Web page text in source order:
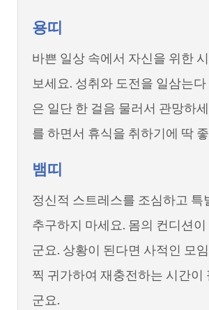
용띠
바쁜 일상 속에서 자신을 위한
보세요. 성취와 도전을 일삼는
은 일단 한 걸음 물러서 관망하
를 하면서 휴식을 취하기에 딱
뱀띠
정신적 스트레스를 조심하고 특
추구하지 마세요. 몸의 컨디션
군요. 상황이 된다면 사적인 모
찍 귀가하여 재충전하는 시간이
군요.